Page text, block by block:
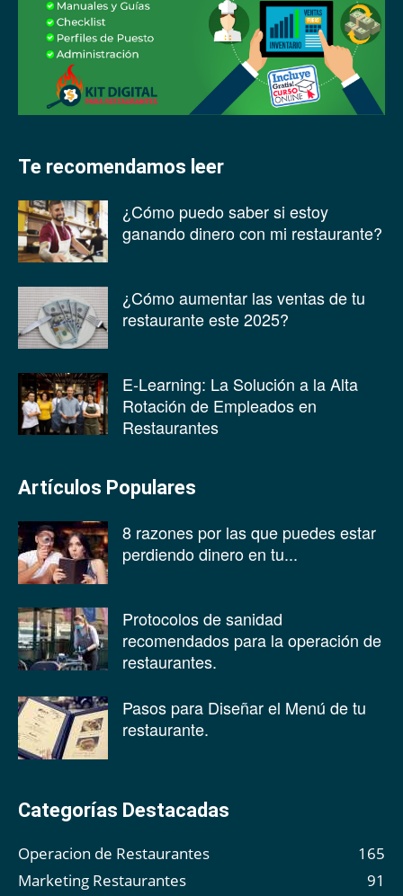
Te recomendamos leer
¿Cómo puedo saber si estoy
ganando dinero con mi restaurante?
¿Cómo aumentar las ventas de tu
restaurante este 2025?
E-Learning: La Solución a la Alta
Rotación de Empleados en
Restaurantes
Artículos Populares
8 razones por las que puedes estar
perdiendo dinero en tu...
Protocolos de sanidad
recomendados para la operación de
restaurantes.
Pasos para Diseñar el Menú de tu
restaurante.
Categorías Destacadas
Operacion de Restaurantes
165
Marketing Restaurantes
91